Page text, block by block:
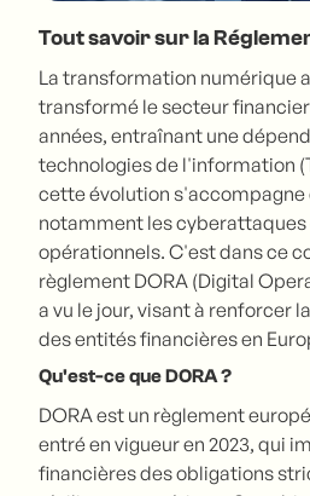
Tout savoir sur la
La transformation numérique
transformé le secteur
années, entraînant une
technologies de l'information
cette évolution s'accompagne
notamment les cyberattaques
opérationnels. C'est dans ce
règlement DORA (Digital
a vu le jour, visant à renforcer
des entités financières en
Qu'est-ce que DORA ?
DORA est un règlement
entré en vigueur en 2023, qui
financières des obligations